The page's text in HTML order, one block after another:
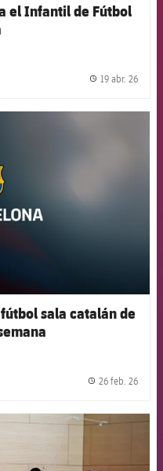
el Infantil de Fútbol
19 abr. 26
sala catalán de
26 feb. 26
Barcelona badge